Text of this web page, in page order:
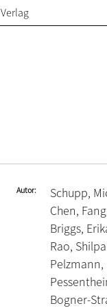
Verlag
Autor
Schupp,
Chen, Fang
Briggs,
Rao, Shilpa
Bogner-